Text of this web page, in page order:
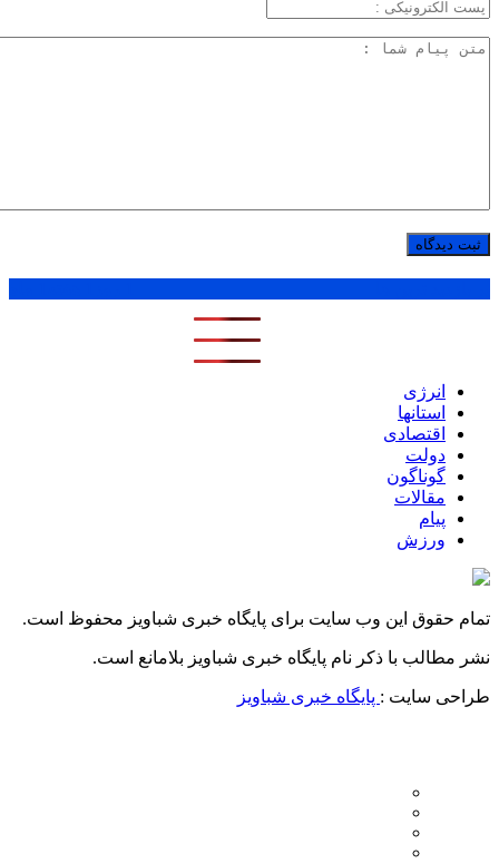
انرژی
استانها
اقتصادی
دولت
گوناگون
مقالات
پیام
ورزش
تمام حقوق این وب سایت برای پایگاه خبری شباویز محفوظ است.
نشر مطالب با ذکر نام پایگاه خبری شباویز بلامانع است.
طراحی سایت : پایگاه خبری شباویز